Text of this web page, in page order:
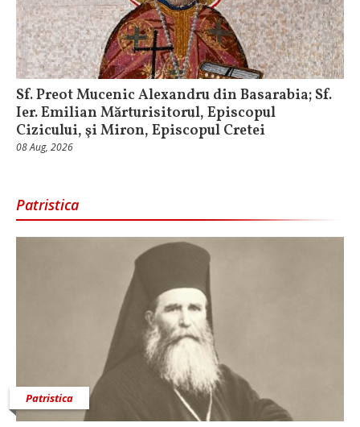
Sf. Preot Mucenic Alexandru din Basarabia; Sf.
Ier. Emilian Mărturisitorul, Episcopul
Cizicului, şi Miron, Episcopul Cretei
08 Aug, 2026
Patristica
Patristica